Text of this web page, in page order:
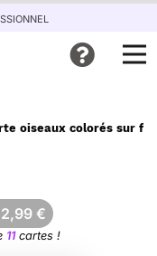
oiseaux colorés sur
2,99 €
11cartes !